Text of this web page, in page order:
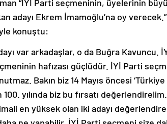
adayı Ekrem İmamoğlu’na oy
konuştu:
hafızası güçlüdür. İYİ Parti
Bakın biz 14 Mayıs öncesi
yılında biz bu fırsatı
en yüksek olan iki adayı
ne yapabilir, İYİ Parti seçmeni size